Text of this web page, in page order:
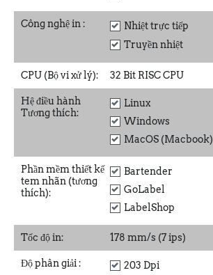
Công nghệ in :
Nhiệt trực tiếp
Truyền nhiệt
CPU (Bộ vi xử lý): 32 Bit RISC CPU
Hệ điều hành
Tương thích:
Linux
Windows
MacOS (Macbook)
Phần mềm thiết kế
tem nhãn (tương
thích):
Bartender
GoLabel
LabelShop
Tốc độ in: 178 mm/s (7 ips)
Độ phân giải: 203 Dpi